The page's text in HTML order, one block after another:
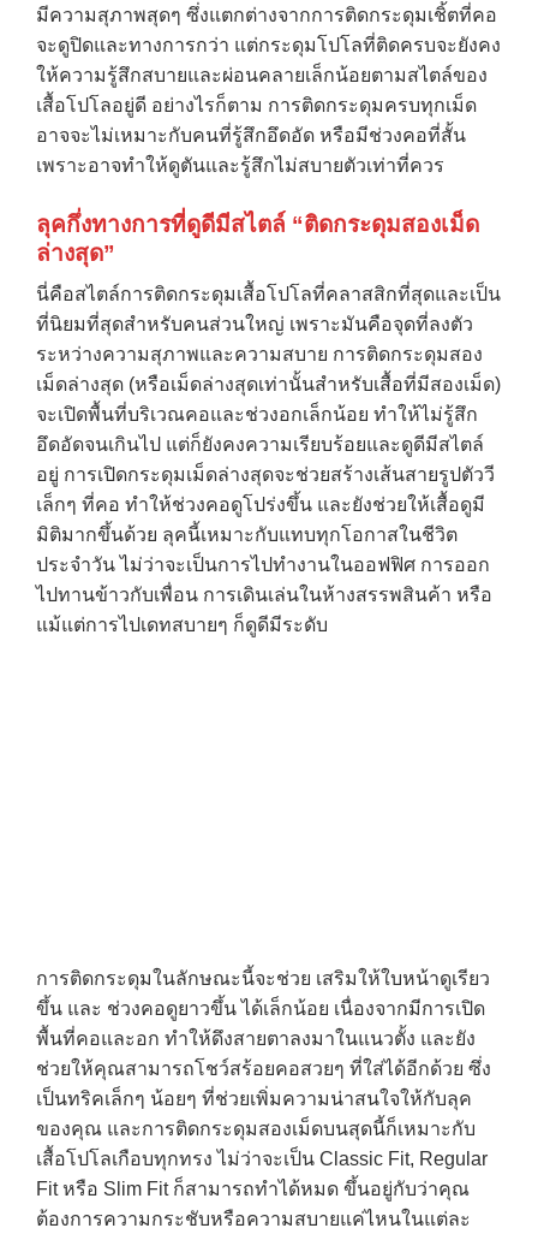
มีความสุภาพสุดๆ ซึ่งแตกต่างจากการติดกระดุมเชิ้ตที่คอ
จะดูปิดและทางการกว่า แต่กระดุมโปโลที่ติดครบจะยังคง
ให้ความรู้สึกสบายและผ่อนคลายเล็กน้อยตามสไตล์ของ
เสื้อโปโลอยู่ดี อย่างไรก็ตาม การติดกระดุมครบทุกเม็ด
อาจจะไม่เหมาะกับคนที่รู้สึกอึดอัด หรือมีช่วงคอที่สั้น
เพราะอาจทำให้ดูตันและรู้สึกไม่สบายตัวเท่าที่ควร
ลุคกึ่งทางการที่ดูดีมีสไตล์ “ติดกระดุมสองเม็ด
ล่างสุด”
นี่คือสไตล์การติดกระดุมเสื้อโปโลที่คลาสสิกที่สุดและเป็น
ที่นิยมที่สุดสำหรับคนส่วนใหญ่ เพราะมันคือจุดที่ลงตัว
ระหว่างความสุภาพและความสบาย การติดกระดุมสอง
เม็ดล่างสุด (หรือเม็ดล่างสุดเท่านั้นสำหรับเสื้อที่มีสองเม็ด)
จะเปิดพื้นที่บริเวณคอและช่วงอกเล็กน้อย ทำให้ไม่รู้สึก
อึดอัดจนเกินไป แต่ก็ยังคงความเรียบร้อยและดูดีมีสไตล์
อยู่ การเปิดกระดุมเม็ดล่างสุดจะช่วยสร้างเส้นสายรูปตัววี
เล็กๆ ที่คอ ทำให้ช่วงคอดูโปร่งขึ้น และยังช่วยให้เสื้อดูมี
มิติมากขึ้นด้วย ลุคนี้เหมาะกับแทบทุกโอกาสในชีวิต
ประจำวัน ไม่ว่าจะเป็นการไปทำงานในออฟฟิศ การออก
ไปทานข้าวกับเพื่อน การเดินเล่นในห้างสรรพสินค้า หรือ
แม้แต่การไปเดทสบายๆ ก็ดูดีมีระดับ
การติดกระดุมในลักษณะนี้จะช่วย เสริมให้ใบหน้าดูเรียว
ขึ้น และ ช่วงคอดูยาวขึ้น ได้เล็กน้อย เนื่องจากมีการเปิด
พื้นที่คอและอก ทำให้ดึงสายตาลงมาในแนวตั้ง และยัง
ช่วยให้คุณสามารถโชว์สร้อยคอสวยๆ ที่ใส่ได้อีกด้วย ซึ่ง
เป็นทริคเล็กๆ น้อยๆ ที่ช่วยเพิ่มความน่าสนใจให้กับลุค
ของคุณ และการติดกระดุมสองเม็ดบนสุดนี้ก็เหมาะกับ
เสื้อโปโลเกือบทุกทรง ไม่ว่าจะเป็น Classic Fit, Regular
Fit หรือ Slim Fit ก็สามารถทำได้หมด ขึ้นอยู่กับว่าคุณ
ต้องการความกระชับหรือความสบายแค่ไหนในแต่ละ